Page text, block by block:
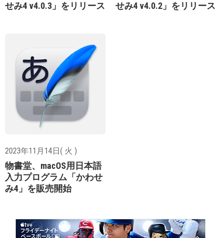
せみ4 v4.0.3」をリリース
せみ4 v4.0.2」をリリース
2023年11月14日( 火 )
物書堂、macOS用日本語
入力プログラム「かわせ
み4」を販売開始